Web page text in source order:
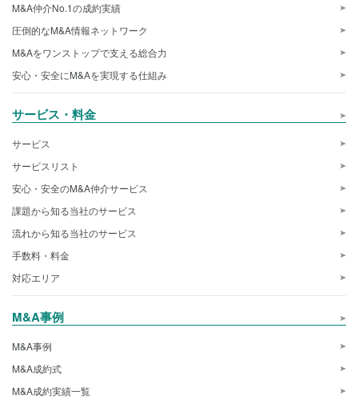
M&A仲介No.1の成約実績
圧倒的なM&A情報ネットワーク
M&Aをワンストップで支える総合力
安心・安全にM&Aを実現する仕組み
サービス・料金
サービス
サービスリスト
安心・安全のM&A仲介サービス
課題から知る当社のサービス
流れから知る当社のサービス
手数料・料金
対応エリア
M&A事例
M&A事例
M&A成約式
M&A成約実績一覧